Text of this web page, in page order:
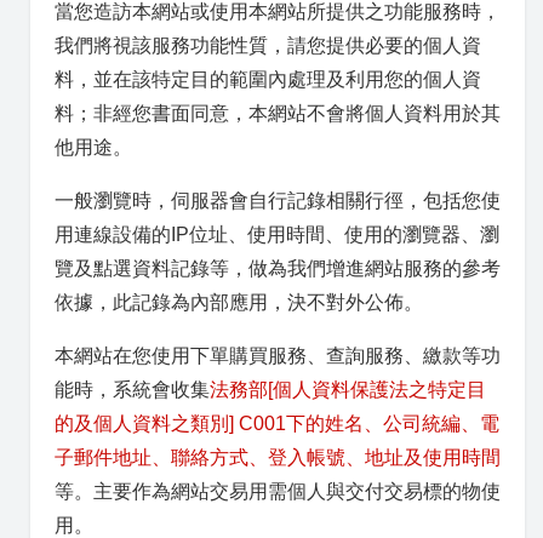
當您造訪本網站或使用本網站所提供之功能服務時，
我們將視該服務功能性質，請您提供必要的個人資
料，並在該特定目的範圍內處理及利用您的個人資
料；非經您書面同意，本網站不會將個人資料用於其
他用途。
一般瀏覽時，伺服器會自行記錄相關行徑，包括您使
用連線設備的IP位址、使用時間、使用的瀏覽器、瀏
覽及點選資料記錄等，做為我們增進網站服務的參考
依據，此記錄為內部應用，決不對外公佈。
本網站在您使用下單購買服務、查詢服務、繳款等功
能時，系統會收集法務部[個人資料保護法之特定目
的及個人資料之類別] C001下的姓名、公司統編、電
子郵件地址、聯絡方式、登入帳號、地址及使用時間
等。主要作為網站交易用需個人與交付交易標的物使
用。